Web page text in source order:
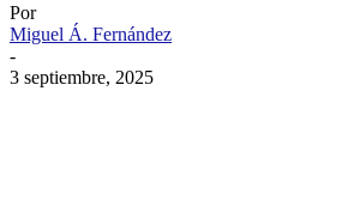
Por
Miguel Á. Fernández
-
3 septiembre, 2025